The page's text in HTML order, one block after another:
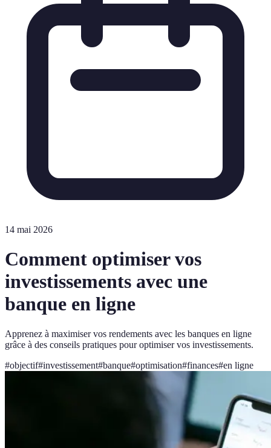
14 mai 2026
Comment optimiser vos
investissements avec une
banque en ligne
Apprenez à maximiser vos rendements avec les banques en ligne
grâce à des conseils pratiques pour optimiser vos investissements.
#objectif#investissement#banque#optimisation#finances#en ligne